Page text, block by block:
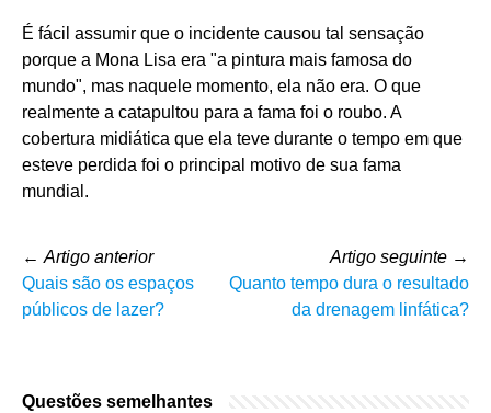
É fácil assumir que o incidente causou tal sensação
porque a Mona Lisa era "a pintura mais famosa do
mundo", mas naquele momento, ela não era. O que
realmente a catapultou para a fama foi o roubo. A
cobertura midiática que ela teve durante o tempo em que
esteve perdida foi o principal motivo de sua fama
mundial.
← Artigo anterior
Quais são os espaços
públicos de lazer?
Artigo seguinte →
Quanto tempo dura o resultado
da drenagem linfática?
Questões semelhantes